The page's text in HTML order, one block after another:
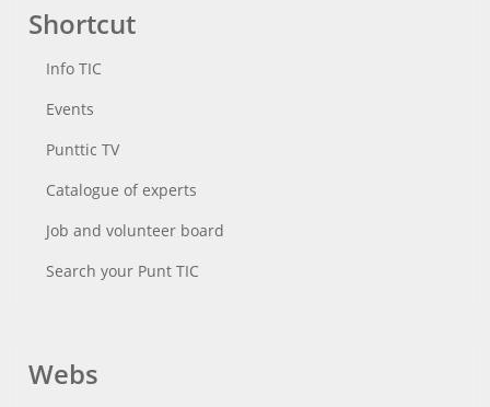
Shortcut
Info TIC
Events
Punttic TV
Catalogue of experts
Job and volunteer board
Search your Punt TIC
Webs